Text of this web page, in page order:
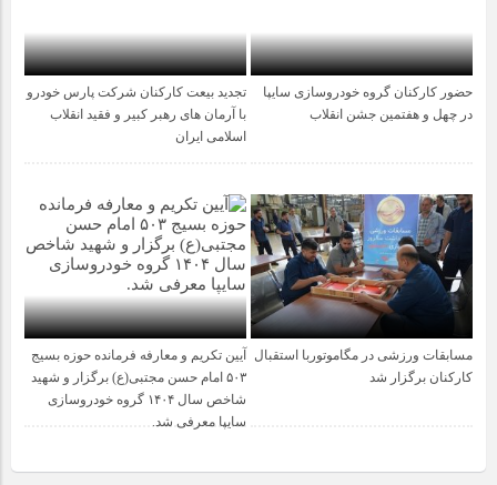
5 ماه قبل
حضور کارکنان گروه خودروسازی سایپا
در چهل و هفتمین جشن انقلاب
تجدید بیعت کارکنان شرکت پارس خودرو
با آرمان های رهبر کبیر و فقید انقلاب
اسلامی ایران
1 سال قبل
مسابقات ورزشی در مگاموتوربا استقبال
کارکنان برگزار شد
آیین تکریم و معارفه فرمانده حوزه بسیج
۵۰۳ امام حسن مجتبی(ع) برگزار و شهید
شاخص سال ۱۴۰۴ گروه خودروسازی
سایپا معرفی شد.